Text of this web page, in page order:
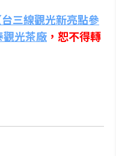
台三線觀光新亮點參
光茶廠 ，恕不得轉